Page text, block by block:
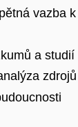
vazba
a studií